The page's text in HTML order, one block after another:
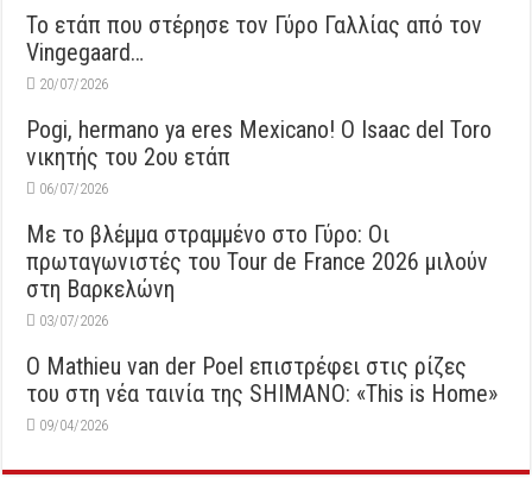
Το ετάπ που στέρησε τον Γύρο Γαλλίας από τον
Vingegaard…
20/07/2026
Pogi, hermano ya eres Mexicano! Ο Ιsaac del Toro
νικητής του 2ου ετάπ
06/07/2026
Με το βλέμμα στραμμένο στο Γύρο: Οι
πρωταγωνιστές του Tour de France 2026 μιλούν
στη Βαρκελώνη
03/07/2026
Ο Mathieu van der Poel επιστρέφει στις ρίζες
του στη νέα ταινία της SHIMANO: «This is Home»
09/04/2026